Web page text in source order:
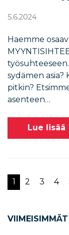
5.6.2024
Haemme
sydämen
pitkin?
asenteen…
Lue lisää
1 2 3 4